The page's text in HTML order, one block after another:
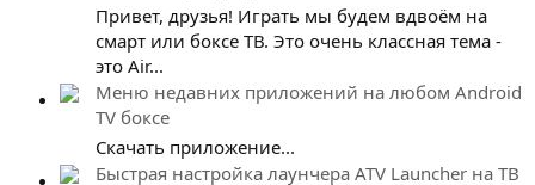
Привет, друзья! Играть мы будем вдвоём на
смарт или боксе ТВ. Это очень классная тема -
это Air...
Меню недавних приложений на любом Android
TV боксе
Скачать приложение...
Быстрая настройка лаунчера ATV Launcher на ТВ